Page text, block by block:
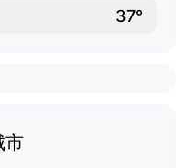
37°
市